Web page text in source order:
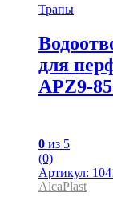
Трапы
для
APZ9-
0 из 5
(0)
Артикул:
AlcaPlast